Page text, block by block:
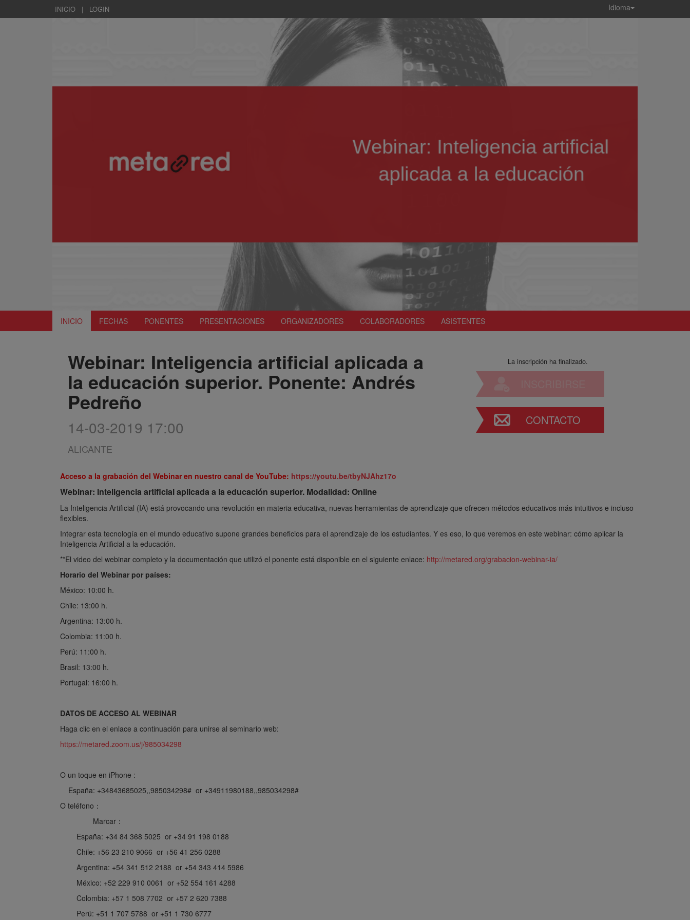
INICIO | LOGIN Idioma
INICIO FECHAS PONENTES PRESENTACIONES ORGANIZADORES COLABORADORES ASISTENTES
Webinar: Inteligencia artificial aplicada a
la educación superior. Ponente: Andrés
Pedreño
14-03-2019 17:00
ALICANTE
La inscripción ha finalizado.
CONTACTO
Acceso a la grabación del Webinar en nuestro canal de YouTube: https://youtu.be/tbyNJAhz17o
Webinar: Inteligencia artificial aplicada a la educación superior. Modalidad: Online
La Inteligencia Artificial (IA) está provocando una revolución en materia educativa, nuevas herramientas de aprendizaje que ofrecen métodos educativos más intuitivos e incluso
flexibles.
Integrar esta tecnología en el mundo educativo supone grandes beneficios para el aprendizaje de los estudiantes. Y es eso, lo que veremos en este webinar: cómo aplicar la
Inteligencia Artificial a la educación.
**El video del webinar completo y la documentación que utilizó el ponente está disponible en el siguiente enlace: http://metared.org/grabacion-webinar-ia/
Horario del Webinar por países:
México: 10:00 h.
Chile: 13:00 h.
Argentina: 13:00 h.
Colombia: 11:00 h.
Perú: 11:00 h.
Brasil: 13:00 h.
Portugal: 16:00 h.
DATOS DE ACCESO AL WEBINAR
Haga clic en el enlace a continuación para unirse al seminario web:
https://metared.zoom.us/j/985034298
O un toque en iPhone :
España: +34843685025,,985034298# or +34911980188,,985034298#
O teléfono：
Marcar：
España: +34 84 368 5025 or +34 91 198 0188
Chile: +56 23 210 9066 or +56 41 256 0288
Argentina: +54 341 512 2188 or +54 343 414 5986
México: +52 229 910 0061 or +52 554 161 4288
Colombia: +57 1 508 7702 or +57 2 620 7388
Perú: +51 1 707 5788 or +51 1 730 6777